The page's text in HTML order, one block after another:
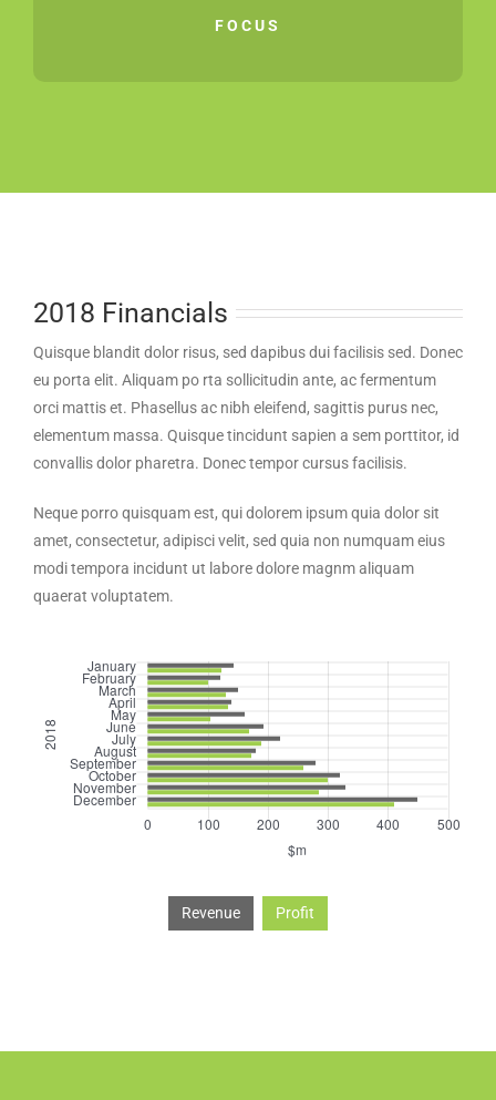
FOCUS
2018 Financials
Quisque blandit dolor risus, sed dapibus dui facilisis sed. Donec
eu porta elit. Aliquam po rta sollicitudin ante, ac fermentum
orci mattis et. Phasellus ac nibh eleifend, sagittis purus nec,
elementum massa. Quisque tincidunt sapien a sem porttitor, id
convallis dolor pharetra. Donec tempor cursus facilisis.
Neque porro quisquam est, qui dolorem ipsum quia dolor sit
amet, consectetur, adipisci velit, sed quia non numquam eius
modi tempora incidunt ut labore dolore magnm aliquam
quaerat voluptatem.
Revenue Profit